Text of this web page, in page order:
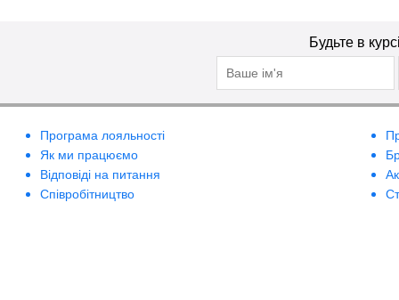
Будьте в
Програма лояльності
Як ми працюємо
Відповіді на питання
Співробітництво